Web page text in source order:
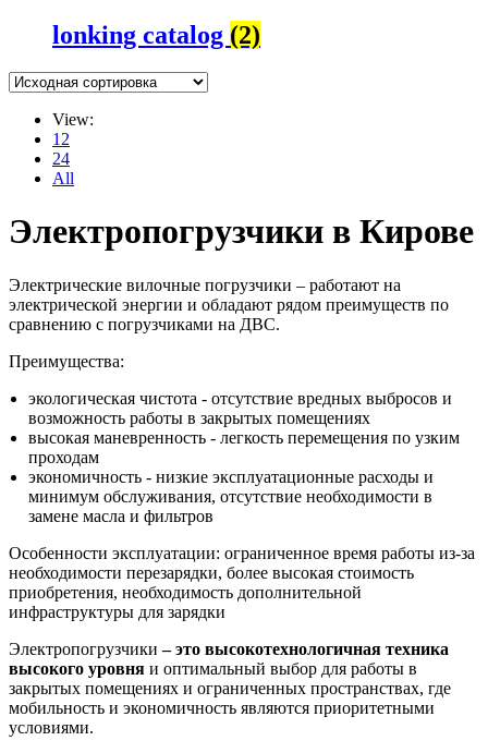
lonking catalog (2)
View:
12
24
All
Электропогрузчики в Кирове
Электрические вилочные погрузчики – работают на
электрической энергии и обладают рядом преимуществ по
сравнению с погрузчиками на ДВС.
Преимущества:
экологическая чистота - отсутствие вредных выбросов и
возможность работы в закрытых помещениях
высокая маневренность - легкость перемещения по узким
проходам
экономичность - низкие эксплуатационные расходы и
минимум обслуживания, отсутствие необходимости в
замене масла и фильтров
Особенности эксплуатации: ограниченное время работы из-за
необходимости перезарядки, более высокая стоимость
приобретения, необходимость дополнительной
инфраструктуры для зарядки
Электропогрузчики– это высокотехнологичная техника
высокого уровня и оптимальный выбор для работы в
закрытых помещениях и ограниченных пространствах, где
мобильность и экономичность являются приоритетными
условиями.